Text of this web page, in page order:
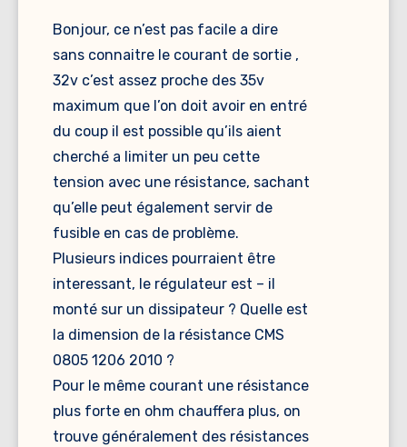
Bonjour, ce n’est pas facile a dire
sans connaitre le courant de sortie ,
32v c’est assez proche des 35v
maximum que l’on doit avoir en entré
du coup il est possible qu’ils aient
cherché a limiter un peu cette
tension avec une résistance, sachant
qu’elle peut également servir de
fusible en cas de problème.
Plusieurs indices pourraient être
interessant, le régulateur est – il
monté sur un dissipateur ? Quelle est
la dimension de la résistance CMS
0805 1206 2010 ?
Pour le même courant une résistance
plus forte en ohm chauffera plus, on
trouve généralement des résistances